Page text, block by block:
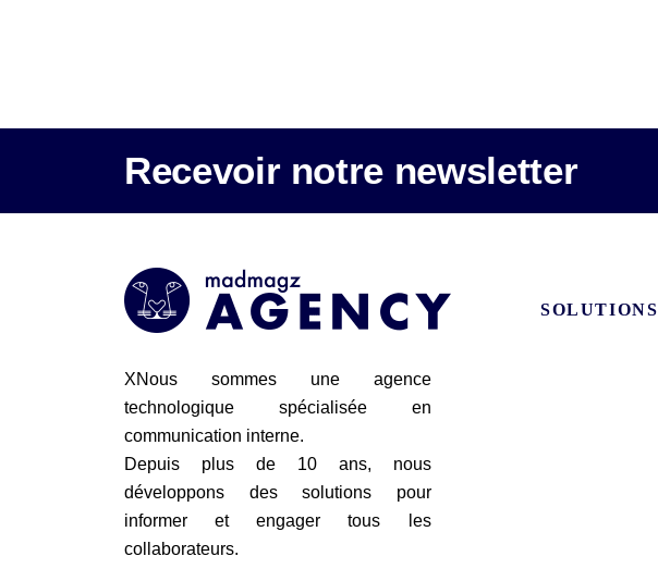
Recevoir notre newsletter
XNous sommes une agence
technologique spécialisée en
communication interne.
Depuis plus de 10 ans, nous
développons des solutions pour
informer et engager tous les
collaborateurs.
SOLUTIONS